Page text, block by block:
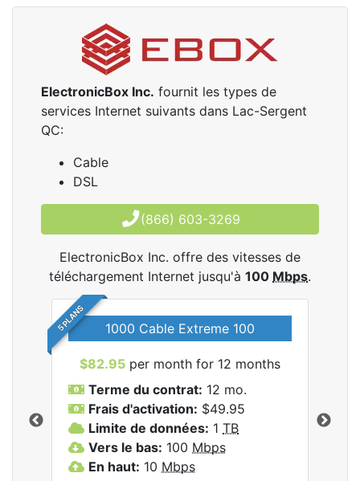
ElectronicBox Inc. fournit les types de
services Internet suivants dans Lac-Sergent
QC:
Cable
DSL
(866) 603-3269
ElectronicBox Inc. offre des vitesses de
téléchargement Internet jusqu'à 100 Mbps.
5 PLANS 1000 Cable Extreme 100
$82.95 per month for 12 months
Terme du contrat: 12 mo.
Frais d'activation: $49.95
Limite de données: 1 TB
Vers le bas: 100 Mbps
En haut: 10 Mbps